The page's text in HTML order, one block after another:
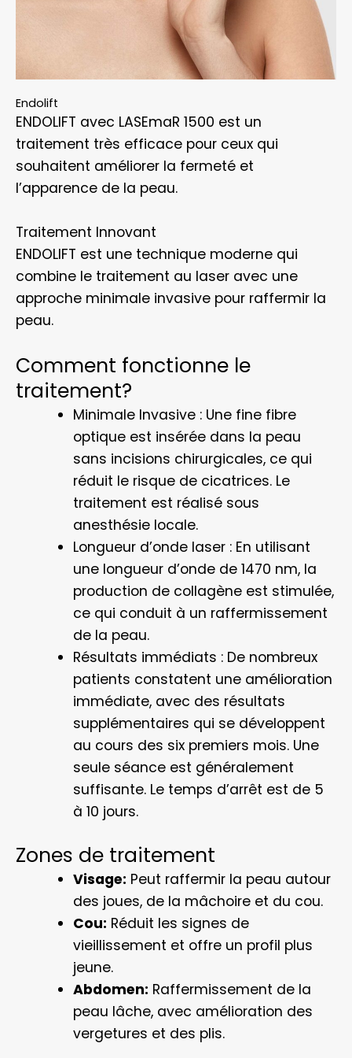
Endolift
ENDOLIFT avec LASEmaR 1500 est un
traitement très efficace pour ceux qui
souhaitent améliorer la fermeté et
l’apparence de la peau.
Traitement Innovant
ENDOLIFT est une technique moderne qui
combine le traitement au laser avec une
approche minimale invasive pour raffermir la
peau.
Comment fonctionne le
traitement?
Minimale Invasive : Une fine fibre
optique est insérée dans la peau
sans incisions chirurgicales, ce qui
réduit le risque de cicatrices. Le
traitement est réalisé sous
anesthésie locale.
Longueur d’onde laser : En utilisant
une longueur d’onde de 1470 nm, la
production de collagène est stimulée,
ce qui conduit à un raffermissement
de la peau.
Résultats immédiats : De nombreux
patients constatent une amélioration
immédiate, avec des résultats
supplémentaires qui se développent
au cours des six premiers mois. Une
seule séance est généralement
suffisante. Le temps d’arrêt est de 5
à 10 jours.
Zones de traitement
Visage: Peut raffermir la peau autour
des joues, de la mâchoire et du cou.
Cou: Réduit les signes de
vieillissement et offre un profil plus
jeune.
Abdomen: Raffermissement de la
peau lâche, avec amélioration des
vergetures et des plis.